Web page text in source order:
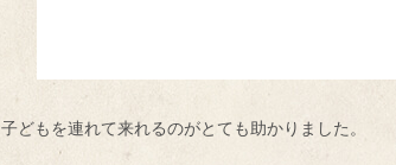
子どもを連れて来れるのがとても助かりました。